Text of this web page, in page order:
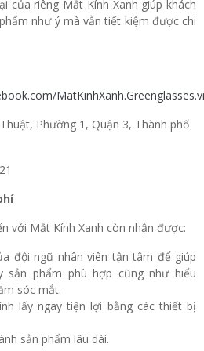
của riêng Mắt Kính Xanh giúp khách
như ý mà vẫn tiết kiệm được chi
Phường 1, Quận 3, Thành phố
với Mắt Kính Xanh còn nhận được:
đội ngũ nhân viên tận tâm để giúp
sản phẩm phù hợp cũng như hiểu
sóc mắt.
lấy ngay tiện lợi bằng các thiết bị
sản phẩm lâu dài.